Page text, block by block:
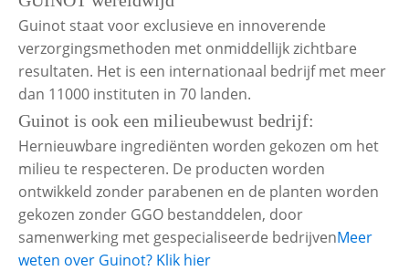
Guinot staat voor exclusieve en innoverende
verzorgingsmethoden met onmiddellijk zichtbare
resultaten. Het is een internationaal bedrijf met meer
dan 11000 instituten in 70 landen.
Guinot is ook een milieubewust bedrijf:
Hernieuwbare ingrediënten worden gekozen om het
milieu te respecteren. De producten worden
ontwikkeld zonder parabenen en de planten worden
gekozen zonder GGO bestanddelen, door
samenwerking met gespecialiseerde bedrijvenMeer
weten over Guinot? Klik hier